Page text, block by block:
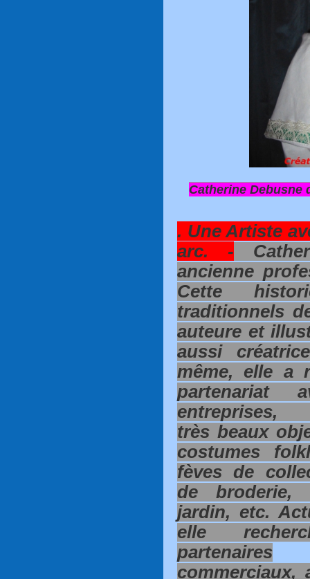
Catherine Debusne
. Une Artiste
arc. -
ancienne
Cette
traditionnels
auteure et
aussi
même, elle a
partenariat
entreprises,
très beaux
costumes
fèves de
de broderie,
jardin, etc.
elle
partenaires